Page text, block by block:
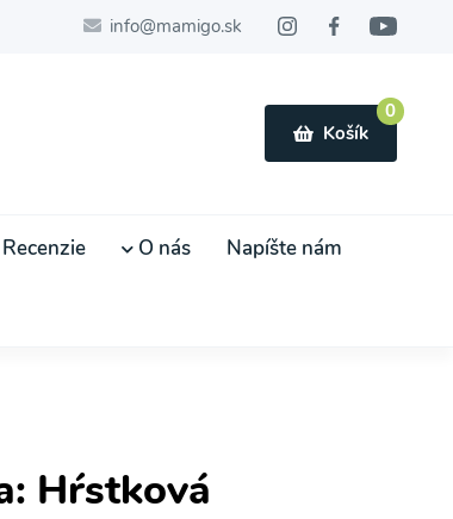
info@mamigo.sk
0
Košík
Recenzie O nás Napíšte nám
Hŕstková